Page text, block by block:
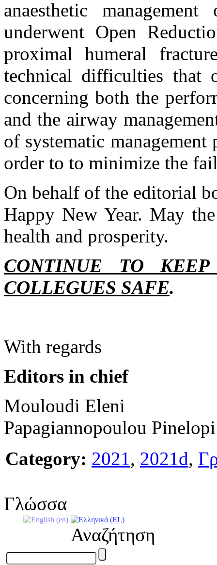
anaesthetic
underwent Open
proximal humeral
technical difficulties that
concerning both the
and the airway
of systematic
order to to minimize the
On behalf of the editorial
Happy New Year. May
health and prosperity.
CONTINUE TO
COLLEGUES SAFE.
With regards
Editors in chief
Mouloudi Eleni
Papagiannopoulou Pinelopi
Category: 2021, 2021d,
Γλώσσα
Αναζήτηση